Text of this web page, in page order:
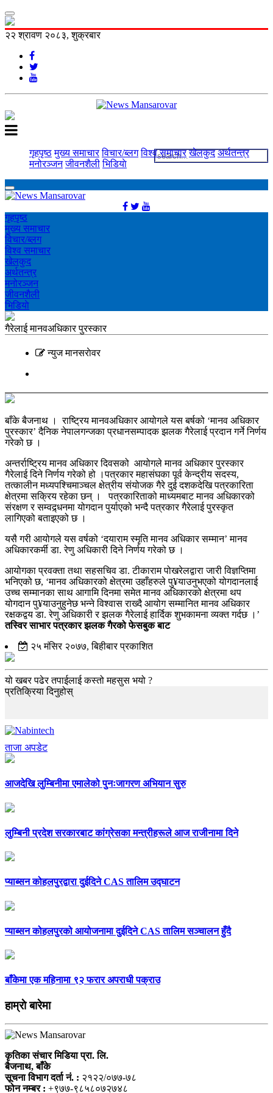
२२ श्रावण २०८३, शुक्रबार
गृहपृष्ठ मुख्य समाचार विचार/ब्लग विश्व समाचार खेलकुद अर्थतन्त्र
मनोरञ्‍जन जीवनशैली भिडियाे
गृहपृष्ठ
मुख्य समाचार
विचार/ब्लग
विश्व समाचार
खेलकुद
अर्थतन्त्र
मनोरञ्‍जन
जीवनशैली
भिडियाे
गैरेलाई मानवअधिकार पुरस्कार
न्युज मानसराेवर
बाँके बैजनाथ । राष्ट्रिय मानवअधिकार आयोगले यस बर्षको ‘मानव अधिकार
पुरस्कार’ दैनिक नेपालगन्जका प्रधानसम्पादक झलक गैरेलाई प्रदान गर्ने निर्णय
गरेको छ ।
अन्तर्राष्ट्रिय मानव अधिकार दिवसको आयोगले मानव अधिकार पुरस्कार
गैरेलाई दिने निर्णय गरेको हो ।पत्रकार महासंघका पूर्व केन्द्रीय सदस्य,
तत्कालीन मध्यपश्चिमाञ्चल क्षेत्रीय संयोजक गैरे दुई दशकदेखि पत्रकारिता
क्षेत्रमा सक्रिय रहेका छन् । पत्रकारिताको माध्यमबाट मानव अधिकारको
संरक्षण र सम्वद्र्धनमा योगदान पुर्याएको भन्दै पत्रकार गैरेलाई पुरस्कृत
लागिएको बताइएको छ ।
यसै गरी आयोगले यस वर्षको ‘दयाराम स्मृति मानव अधिकार सम्मान’ मानव
अधिकारकर्मी डा. रेणु अधिकारी दिने निर्णय गरेको छ ।
आयोगका प्रवक्ता तथा सहसचिव डा. टीकाराम पोखरेलद्वारा जारी विज्ञप्तिमा
भनिएको छ, ‘मानव अधिकारको क्षेत्रमा उहाँहरुले पु¥याउनुभएको योगदानलाई
उच्च सम्मानका साथ आगामि दिनमा समेत मानव अधिकारको क्षेत्रमा थप
योगदान पु¥याउनुहुनेछ भन्ने विश्वास राख्दै आयोग सम्मानित मानव अधिकार
रक्षकद्वय डा. रेणु अधिकारी र झलक गैरेलाई हार्दिक शुभकामना व्यक्त गर्दछ ।’
तस्विर साभार पत्रकार झलक गैरको फेसबुक बाट
२५ मंसिर २०७७, बिहीबार प्रकाशित
यो खबर पढेर तपाईलाई कस्तो महसुस भयो ?
प्रतिक्रिया दिनुहोस्
ताजा अपडेट
आजदेखि लुम्बिनीमा एमालेको पुनःजागरण अभियान सुरु
लुम्बिनी प्रदेश सरकारबाट कांग्रेसका मन्त्रीहरूले आज राजीनामा दिने
प्याब्सन कोहलपुरद्वारा दुईदिने CAS तालिम उद्घाटन
प्याब्सन कोहलपुरको आयोजनामा दुईदिने CAS तालिम सञ्चालन हुँदै
बाँकेमा एक महिनामा ९२ फरार अपराधी पक्राउ
हाम्राे बारेमा
कृतिका संचार मिडिया प्रा. लि.
बैजनाथ, बाँके
सूचना विभाग दर्ता नं. : २१२२/०७७-७८
फोन नम्बर : +९७७-९८५८०७२७४८